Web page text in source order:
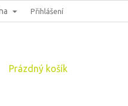
VRÁCENÍ A VÝMĚNA ZBOŽÍ
Přihlášení
NÁKUPNÍ
Prázdný košík